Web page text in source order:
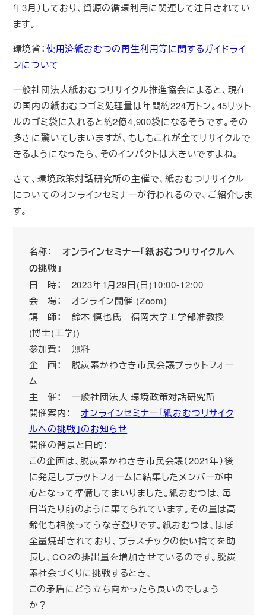
年3月）しており、資源の循環利用に関連して注目されてい
ます。
環境省：使用済紙おむつの再生利用等に関するガイドライ
ンについて
一般社団法人紙おむつリサイクル推進協会によると、現在
の国内の紙おむつゴミ処理量は年間約224万トン。45リット
ルのゴミ袋に入れると約2億4,900袋になるそうです。その
多さに驚いてしまいますが、もしもこれが全てリサイクルで
きるようになったら、そのインパクトは大きいですよね。
さて、環境政策対話研究所の主催で、紙おむつリサイクル
についてのオンラインセミナーが行われるので、ご紹介しま
す。
名称： オンラインセミナー「紙おむつリサイクルへ
の挑戦」
日 時： 2023年1月29日(日)10:00-12:00
会 場： オンライン開催 (Zoom)
講 師： 鈴木 慎也氏 福岡大学工学部准教授
(博士(工学))
参加費： 無料
企 画： 脱炭素かわさき市民会議プラットフォー
ム
主 催： 一般社団法人 環境政策対話研究所
開催案内：オンラインセミナー「紙おむつリサイク
ルへの挑戦」のお知らせ
開催の背景と目的：
この企画は、脱炭素かわさき市民会議（2021年）後
に発足しプラットフォームに結集したメンバーが中
心となって準備してまいりました。紙おむつは、毎
日当たり前のように棄てられています。その量は高
齢化も相俟ってうなぎ登りです。紙おむつは、ほぼ
全量焼却されており、プラスチックの使い捨てを助
長し、CO2の排出量を増加させているのです。脱炭
素社会づくりに挑戦するとき、
この矛盾にどう立ち向かったら良いのでしょう
か？